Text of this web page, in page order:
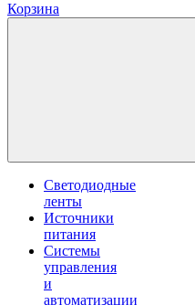
Корзина
Светодиодные
ленты
Источники
питания
Системы
управления
и
автоматизации